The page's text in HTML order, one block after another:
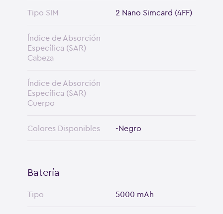
Tipo SIM 2 Nano Simcard (4FF)
Índice de Absorción
Específica (SAR)
Cabeza
Índice de Absorción
Específica (SAR)
Cuerpo
Colores Disponibles -Negro
Batería
Tipo 5000 mAh